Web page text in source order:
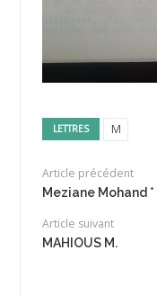
LETTRES M
Article précédent
Meziane Mohand *
Article suivant
MAHIOUS M.